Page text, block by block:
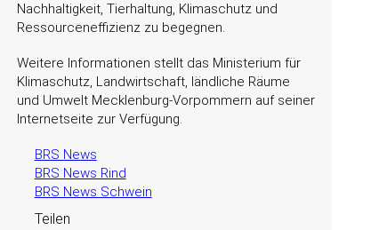
Nachhaltigkeit, Tierhaltung, Klimaschutz und
Ressourceneffizienz zu begegnen.
Weitere Informationen stellt das Ministerium für
Klimaschutz, Landwirtschaft, ländliche Räume
und Umwelt Mecklenburg-Vorpommern auf seiner
Internetseite zur Verfügung.
BRS News
BRS News Rind
BRS News Schwein
Teilen